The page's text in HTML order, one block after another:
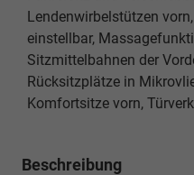
Lendenwirbelstützen
einstellbar,
Sitzmittelbahnen der
Rücksitzplätze in
Komfortsitze vorn,
Beschreibung